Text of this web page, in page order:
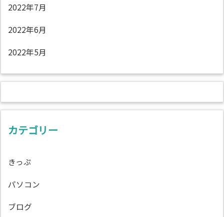
2022年7月
2022年6月
2022年5月
カテゴリー
きっぷ
パソコン
ブログ